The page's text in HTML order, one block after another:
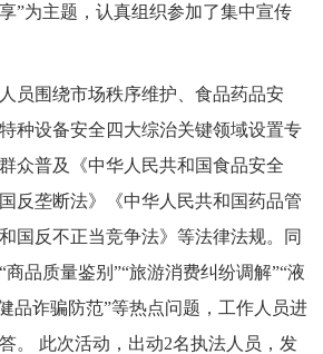
”为主题，认真组织参加了集中宣传
员围绕市场秩序维护、食品药品安
种设备安全四大综治关键领域设置专
众普及《中华人民共和国食品安全
反垄断法》《中华人民共和国药品管
国反不正当竞争法》等法律法规。同
品质量鉴别”“旅游消费纠纷调解”“液
品诈骗防范”等热点问题，工作人员进
。 此次活动，出动2名执法人员，发